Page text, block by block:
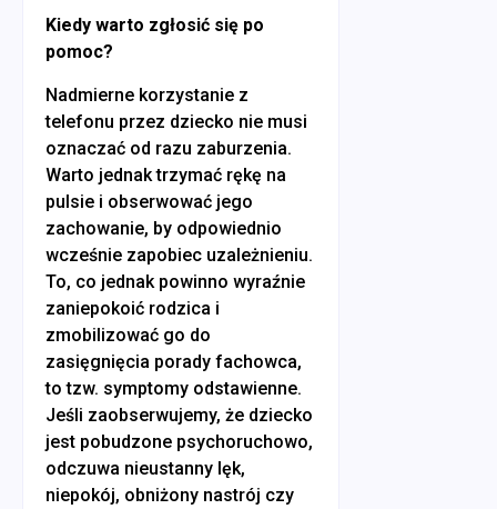
Kiedy warto zgłosić się po
pomoc?
Nadmierne korzystanie z
telefonu przez dziecko nie musi
oznaczać od razu zaburzenia.
Warto jednak trzymać rękę na
pulsie i obserwować jego
zachowanie, by odpowiednio
wcześnie zapobiec uzależnieniu.
To, co jednak powinno wyraźnie
zaniepokoić rodzica i
zmobilizować go do
zasięgnięcia porady fachowca,
to tzw. symptomy odstawienne.
Jeśli zaobserwujemy, że dziecko
jest pobudzone psychoruchowo,
odczuwa nieustanny lęk,
niepokój, obniżony nastrój czy